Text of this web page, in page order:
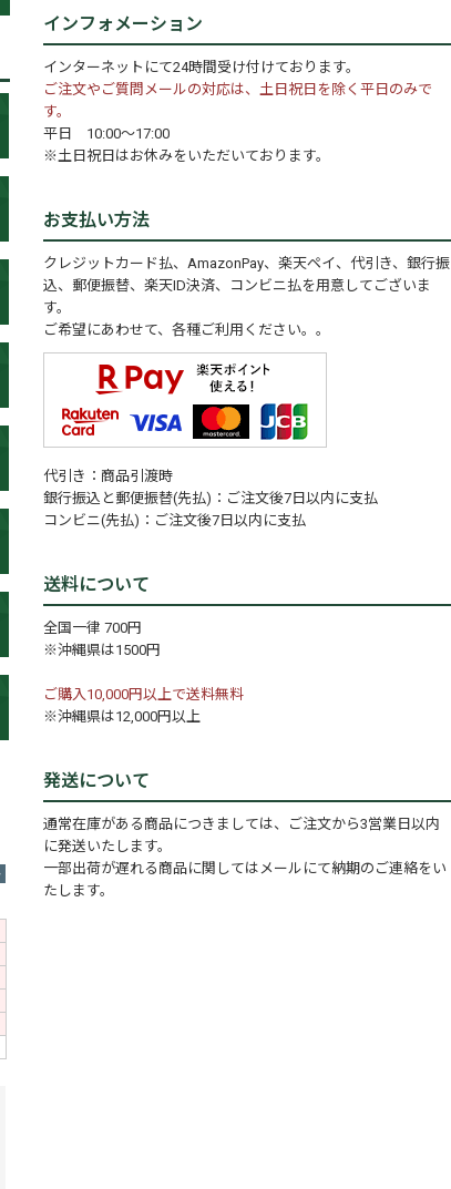
インフォメーション
インターネットにて24時間受け付けております。
ご注文やご質問メールの対応は、土日祝日を除く平日のみで
す。
平日 10:00～17:00
※土日祝日はお休みをいただいております。
お支払い方法
クレジットカード払、AmazonPay、楽天ペイ、代引き、銀行振
込、郵便振替、楽天ID決済、コンビニ払を用意してございま
す。
ご希望にあわせて、各種ご利用ください。。
代引き：商品引渡時
銀行振込と郵便振替(先払)：ご注文後7日以内に支払
コンビニ(先払)：ご注文後7日以内に支払
送料について
全国一律 700円
※沖縄県は1500円
ご購入10,000円以上で送料無料
※沖縄県は12,000円以上
発送について
通常在庫がある商品につきましては、ご注文から3営業日以内
に発送いたします。
一部出荷が遅れる商品に関してはメールにて納期のご連絡をい
たします。